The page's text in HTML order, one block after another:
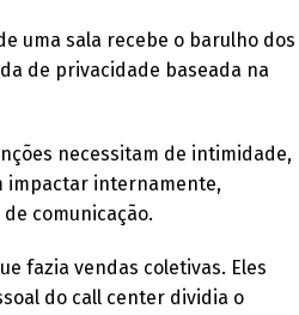
uma sala recebe o barulho dos
de privacidade baseada na
necessitam de intimidade,
impactar internamente,
comunicação.
fazia vendas coletivas. Eles
do call center dividia o